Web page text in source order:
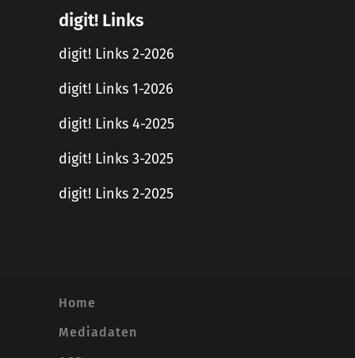
digit! Links
digit! Links 2-2026
digit! Links 1-2026
digit! Links 4-2025
digit! Links 3-2025
digit! Links 2-2025
Home
Mediadaten